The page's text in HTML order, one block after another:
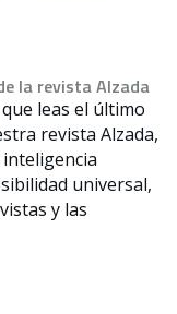
la revista Alzada
leas el último
revista Alzada,
universal,
y las